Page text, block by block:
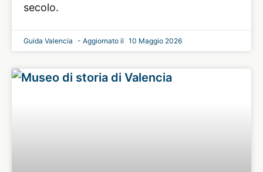
secolo.
Guida Valencia 10 Maggio 2026